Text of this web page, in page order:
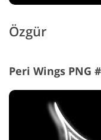
Özgür
Peri Wings PNG